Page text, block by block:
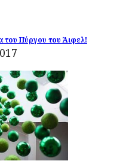
του Πύργου του Άιφελ!